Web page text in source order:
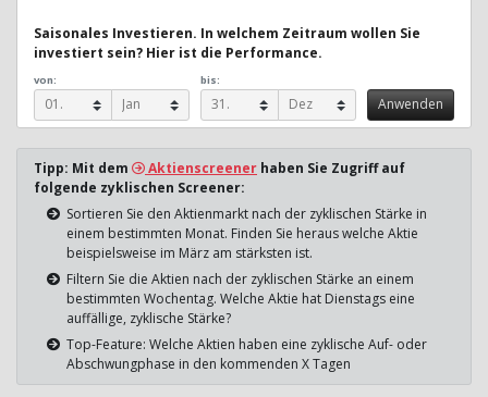
Saisonales Investieren. In welchem Zeitraum wollen Sie
investiert sein? Hier ist die Performance.
von: bis:
Tipp: Mit dem Aktienscreener haben Sie Zugriff auf
folgende zyklischen Screener:
Sortieren Sie den Aktienmarkt nach der zyklischen Stärke in
einem bestimmten Monat. Finden Sie heraus welche Aktie
beispielsweise im März am stärksten ist.
Filtern Sie die Aktien nach der zyklischen Stärke an einem
bestimmten Wochentag. Welche Aktie hat Dienstags eine
auffällige, zyklische Stärke?
Top-Feature: Welche Aktien haben eine zyklische Auf- oder
Abschwungphase in den kommenden X Tagen